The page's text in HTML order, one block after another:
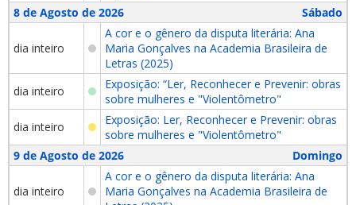
8 de Agosto de 2026
Sábado
dia inteiro
A cor e o gênero da disputa literária: Ana
Maria Gonçalves na Academia Brasileira de
Letras (2025)
dia inteiro
Exposição: “Ler, Reconhecer e Prevenir: obras
sobre mulheres e "Violentômetro"
dia inteiro
Exposição: Ler, Reconhecer e Prevenir: obras
sobre mulheres e "Violentômetro"
9 de Agosto de 2026
Domingo
dia inteiro
A cor e o gênero da disputa literária: Ana
Maria Gonçalves na Academia Brasileira de